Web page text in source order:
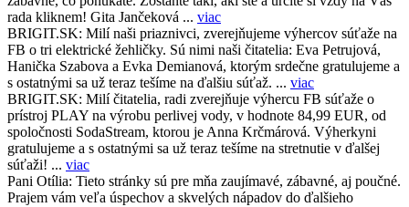
rada kliknem! Gita Jančeková ... viac
BRIGIT.SK: Milí naši priaznivci, zverejňujeme výhercov súťaže na
FB o tri elektrické žehličky. Sú nimi naši čitatelia: Eva Petrujová,
Hanička Szabova a Evka Demianová, ktorým srdečne gratulujeme a
s ostatnými sa už teraz tešíme na ďalšiu súťaž. ... viac
BRIGIT.SK: Milí čitatelia, radi zverejňuje výhercu FB súťaže o
prístroj PLAY na výrobu perlivej vody, v hodnote 84,99 EUR, od
spoločnosti SodaStream, ktorou je Anna Krčmárová. Výherkyni
gratulujeme a s ostatnými sa už teraz tešíme na stretnutie v ďalšej
súťaži! ... viac
Pani Otília: Tieto stránky sú pre mňa zaujímavé, zábavné, aj poučné.
Prajem vám veľa úspechov a skvelých nápadov do ďalšieho